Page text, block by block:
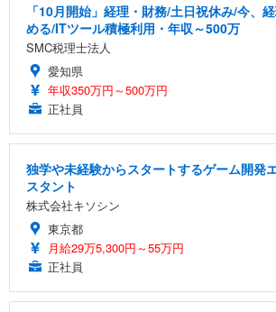
「10月開始」経理・財務/土日祝休み/今、
める/ITツール積極利用・年収～500万
SMC税理士法人
愛知県
年収350万円～500万円
正社員
独学や未経験からスタートするゲーム開発
スタント
株式会社キソシン
東京都
月給29万5,300円～55万円
正社員